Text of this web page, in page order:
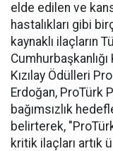
elde edilen ve
hastalıkları gibi
kaynaklı ilaçların
Kızılay Ödülleri
Erdoğan, ProTürk
bağımsızlık
belirterek,
kritik ilaçları